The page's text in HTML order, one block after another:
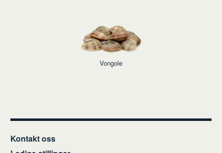
Vongole
Kontakt oss